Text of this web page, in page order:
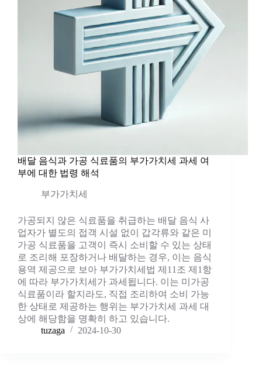
배달 음식과 가공 식료품의 부가가치세 과세 여
부에 대한 법령 해석
부가가치세
가공되지 않은 식료품을 취급하는 배달 음식 사
업자가 별도의 접객 시설 없이 갑각류와 같은 미
가공 식료품을 고객이 즉시 소비할 수 있는 상태
로 조리해 포장하거나 배달하는 경우, 이는 음식
용역 제공으로 보아 부가가치세법 제11조 제1항
에 따라 부가가치세가 과세됩니다. 이는 미가공
식료품이라 할지라도, 직접 조리하여 소비 가능
한 상태로 제공하는 행위는 부가가치세 과세 대
상에 해당함을 명확히 하고 있습니다.
tuzaga
2024-10-30